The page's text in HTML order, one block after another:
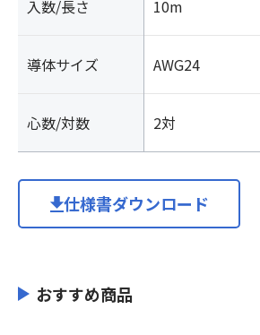
入数/長さ 10m
導体サイズ AWG24
心数/対数 2対
仕様書ダウンロード
おすすめ商品